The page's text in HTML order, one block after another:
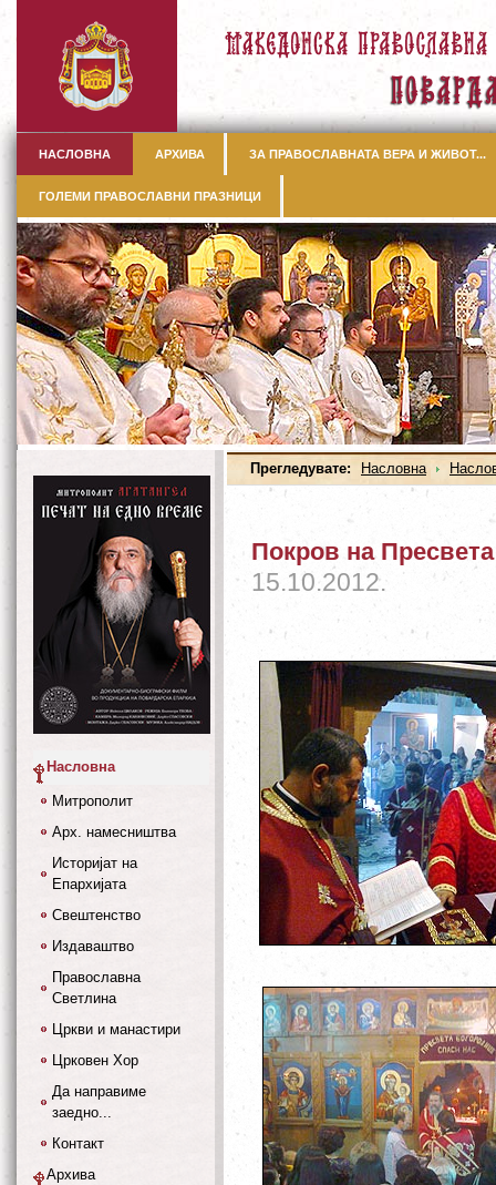
НАСЛОВНА АРХИВА ЗА ПРАВОСЛАВНАТА ВЕРА И ЖИВОТ...
ГОЛЕМИ ПРАВОСЛАВНИ ПРАЗНИЦИ
Прегледувате: Насловна
Покров на
15.10.2012.
Насловна
Митрополит
Арх. намесништва
Историјат на
Епархијата
Свештенство
Издаваштво
Православна
Светлина
Цркви и манастири
Црковен Хор
Да направиме
заедно...
Контакт
Архива